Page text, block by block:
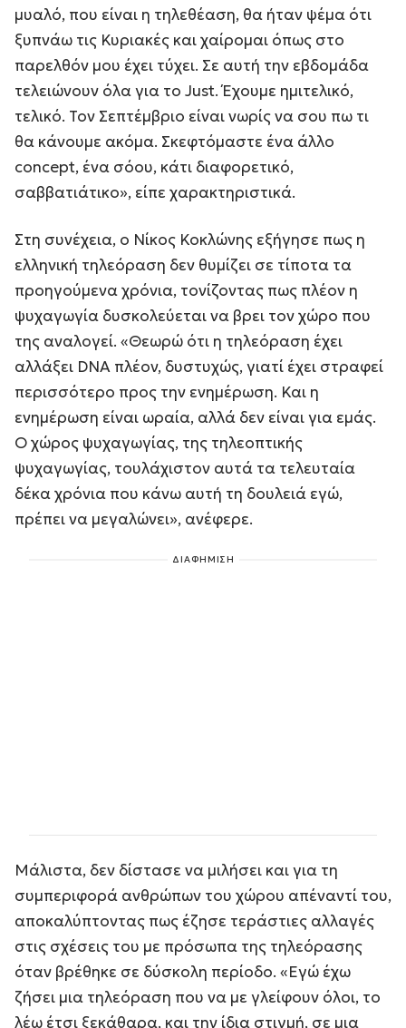
μυαλό, που είναι η τηλεθέαση, θα ήταν ψέμα ότι
ξυπνάω τις Κυριακές και χαίρομαι όπως στο
παρελθόν μου έχει τύχει. Σε αυτή την εβδομάδα
τελειώνουν όλα για το Just. Έχουμε ημιτελικό,
τελικό. Τον Σεπτέμβριο είναι νωρίς να σου πω τι
θα κάνουμε ακόμα. Σκεφτόμαστε ένα άλλο
concept, ένα σόου, κάτι διαφορετικό,
σαββατιάτικο», είπε χαρακτηριστικά.
Στη συνέχεια, ο Νίκος Κοκλώνης εξήγησε πως η
ελληνική τηλεόραση δεν θυμίζει σε τίποτα τα
προηγούμενα χρόνια, τονίζοντας πως πλέον η
ψυχαγωγία δυσκολεύεται να βρει τον χώρο που
της αναλογεί. «Θεωρώ ότι η τηλεόραση έχει
αλλάξει DNA πλέον, δυστυχώς, γιατί έχει στραφεί
περισσότερο προς την ενημέρωση. Και η
ενημέρωση είναι ωραία, αλλά δεν είναι για εμάς.
Ο χώρος ψυχαγωγίας, της τηλεοπτικής
ψυχαγωγίας, τουλάχιστον αυτά τα τελευταία
δέκα χρόνια που κάνω αυτή τη δουλειά εγώ,
πρέπει να μεγαλώνει», ανέφερε.
ΔΙΑΦΗΜΙΣΗ
Μάλιστα, δεν δίστασε να μιλήσει και για τη
συμπεριφορά ανθρώπων του χώρου απέναντί του,
αποκαλύπτοντας πως έζησε τεράστιες αλλαγές
στις σχέσεις του με πρόσωπα της τηλεόρασης
όταν βρέθηκε σε δύσκολη περίοδο. «Εγώ έχω
ζήσει μια τηλεόραση που να με γλείφουν όλοι, το
λέω έτσι ξεκάθαρα, και την ίδια στιγμή, σε μια